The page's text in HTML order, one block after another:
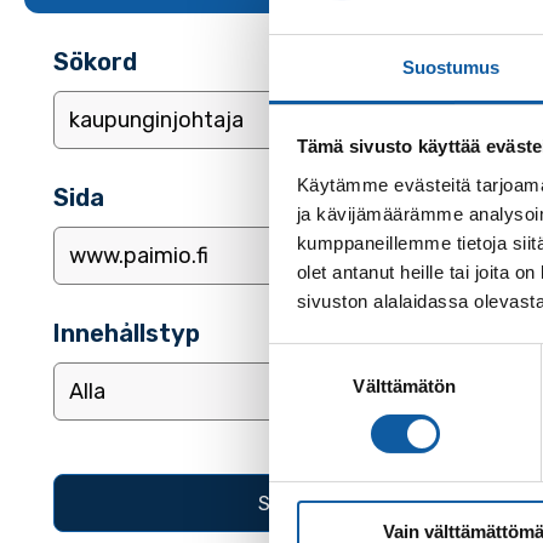
Suostumus
Tämä sivusto käyttää
Käytämme evästeitä
ja kävijämäärämme
kumppaneillemme tietoja
olet antanut heille tai joita
sivuston alalaidassa
Välttämätön
Vain
Sökord
Sida
Innehållstyp